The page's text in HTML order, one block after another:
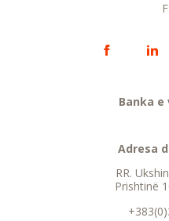
Banka
Adresa
RR.
Prishtinë